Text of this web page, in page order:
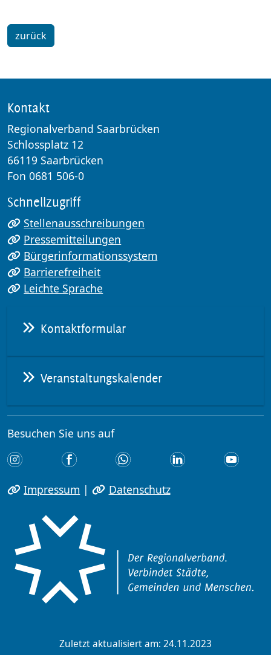
zurück
Kontakt
Regionalverband Saarbrücken
Schlossplatz 12
66119 Saarbrücken
Fon 0681 506-0
Schnellzugriff
Stellenausschreibungen
Pressemitteilungen
Bürgerinformationssystem
Barrierefreiheit
Leichte Sprache
Kontaktformular
Veranstaltungskalender
Besuchen Sie uns auf
Impressum | Datenschutz
Zuletzt aktualisiert am: 24.11.2023